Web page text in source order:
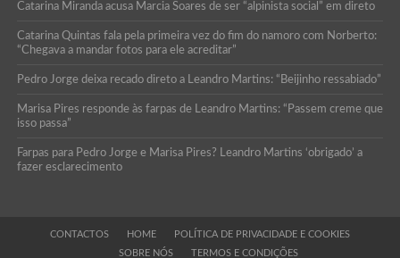
Catarina Miranda acusa Marcia Soares de ser “alpinista social” em direto
Catarina Quintas fala pela primeira vez do fim do namoro com Norberto:
“Chegava a mandar fotos para ele acreditar”
Pedro Jorge deixa recado direto a Leandro Martins: “Beijinho ressabiado”
Marisa Pires responde às farpas de Leandro Martins: “Passem creme que
isso passa”
Farpas para Pedro Jorge e Marisa Pires? Leandro Martins ‘obrigado’ a
fazer esclarecimento
CONTACTOS HOME
POLÍTICA DE PRIVACIDADE E COOKIES
SOBRE NÓS
TERMOS E CONDIÇÕES